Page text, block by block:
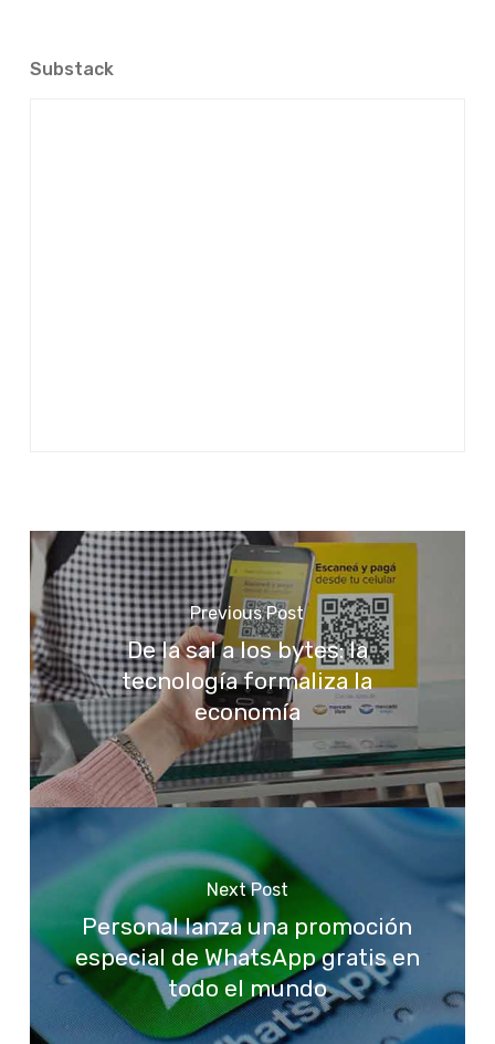
Substack
Previous Post
De la sal a los bytes: la
tecnología formaliza la
economía
Next Post
Personal lanza una promoción
especial de WhatsApp gratis en
todo el mundo